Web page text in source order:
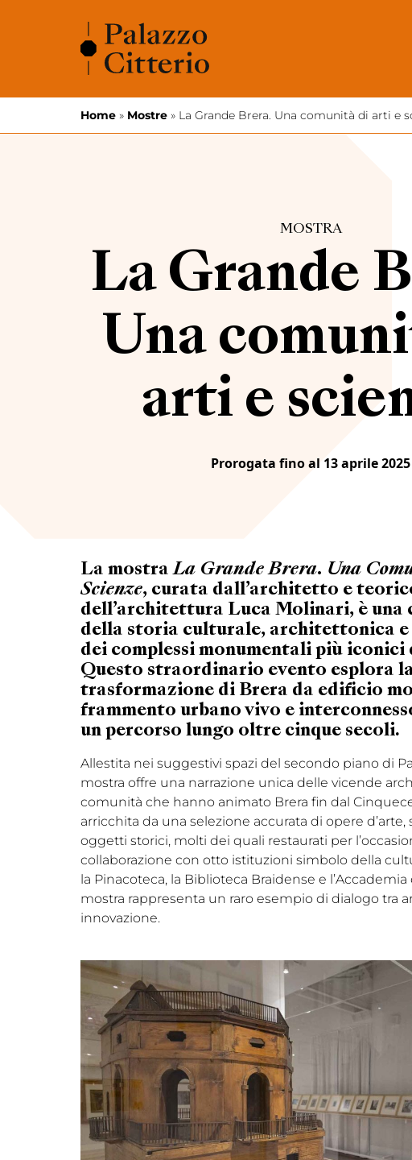
Home » Mostre » La Grande Brera. Una comunità di arti e
MOSTRA
La Grande
Una
arti e
Prorogata fino al 13 aprile 2025
La mostraLa Grande Brera. Una
Scienze, curata dall’architetto e
dell’architettura Luca Molinari, è una
della storia culturale, architettonica e
dei complessi monumentali più iconici
Questo straordinario evento esplora
trasformazione di Brera da edificio
frammento urbano vivo e
un percorso lungo oltre cinque secoli​.
Allestita nei suggestivi spazi del secondo piano di
mostra offre una narrazione unica delle vicende
comunità che hanno animato Brera fin dal
arricchita da una selezione accurata di opere d’arte,
oggetti storici, molti dei quali restaurati per
collaborazione con otto istituzioni simbolo della
la Pinacoteca, la Biblioteca Braidense e
mostra rappresenta un raro esempio di dialogo tra
innovazione​.